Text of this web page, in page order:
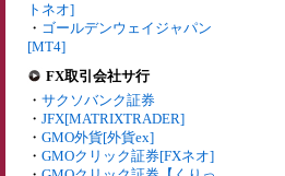
トネオ]
・ ゴールデンウェイジャパン
[MT4]
FX取引会社サ行
・ サクソバンク証券
・ JFX[MATRIXTRADER]
・ GMO外貨[外貨ex]
・ GMOクリック証券[FXネオ]